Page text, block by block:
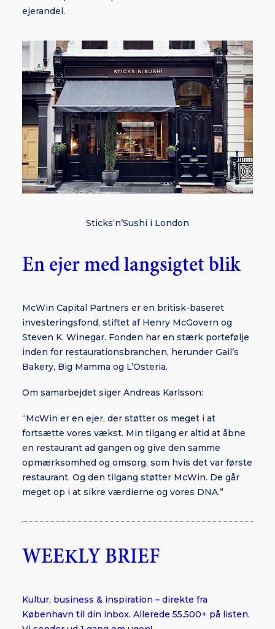
ejerandel.
Sticks‘n’Sushi i London
En ejer med langsigtet blik
McWin Capital Partners er en britisk-baseret
investeringsfond, stiftet af Henry McGovern og
Steven K. Winegar. Fonden har en stærk portefølje
inden for restaurationsbranchen, herunder Gail’s
Bakery, Big Mamma og L’Osteria.
Om samarbejdet siger Andreas Karlsson:
“McWin er en ejer, der støtter os meget i at
fortsætte vores vækst. Min tilgang er altid at åbne
en restaurant ad gangen og give den samme
opmærksomhed og omsorg, som hvis det var første
restaurant. Og den tilgang støtter McWin. De går
meget op i at sikre værdierne og vores DNA.”
WEEKLY BRIEF
Kultur, business & inspiration – direkte fra
København til din inbox. Allerede 55.500+ på listen.